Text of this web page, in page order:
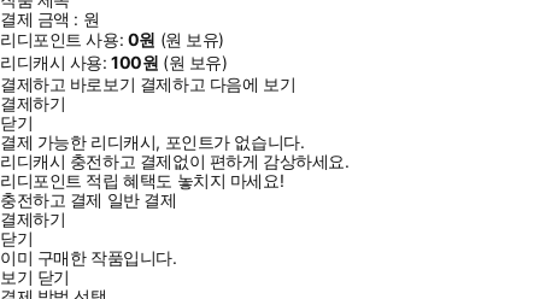
결제 금액 : 원
리디포인트 사용: 0원 (원 보유)
리디캐시 사용:100원 (원 보유)
결제하고 바로보기 결제하고 다음에 보기
결제하기
닫기
결제 가능한 리디캐시, 포인트가 없습니다.
리디캐시 충전하고 결제없이 편하게 감상하세요.
리디포인트 적립 혜택도 놓치지 마세요!
충전하고 결제 일반 결제
결제하기
닫기
이미 구매한 작품입니다.
보기 닫기